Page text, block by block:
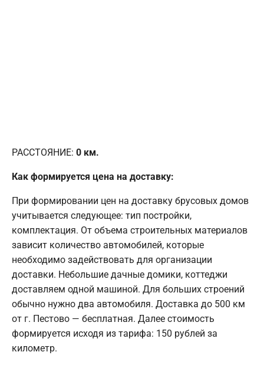
РАССТОЯНИЕ: 0 км.
Как формируется цена на доставку:
При формировании цен на доставку брусовых домов
учитывается следующее: тип постройки,
комплектация. От объема строительных материалов
зависит количество автомобилей, которые
необходимо задействовать для организации
доставки. Небольшие дачные домики, коттеджи
доставляем одной машиной. Для больших строений
обычно нужно два автомобиля. Доставка до 500 км
от г. Пестово — бесплатная. Далее стоимость
формируется исходя из тарифа: 150 рублей за
километр.